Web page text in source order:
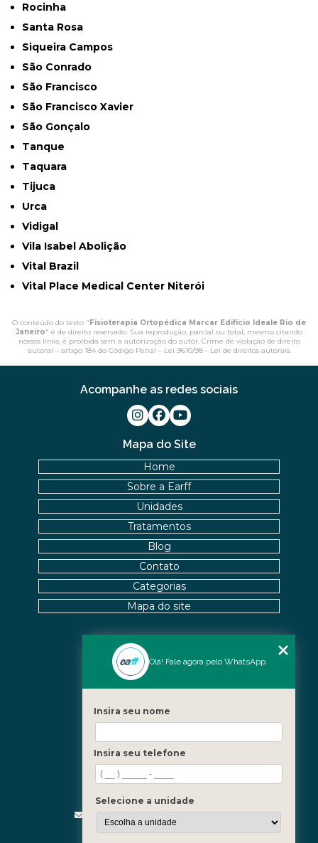
Rocinha
Santa Rosa
Siqueira Campos
São Conrado
São Francisco
São Francisco Xavier
São Gonçalo
Tanque
Taquara
Tijuca
Urca
Vidigal
Vila Isabel Abolição
Vital Brazil
Vital Place Medical Center Niterói
O conteúdo do texto " Fisioterapia Ortopédica Marcar Edifício Ideale Rio de
Janeiro" é de direito reservado. Sua reprodução, parcial ou total, mesmo citando
nossos links, é proibida sem a autorização do autor. Crime de violação de direito
autoral – artigo 184 do Código Penal – Lei 9610/98 - Lei de direitos autorais.
Fale Conosco
(21) 3619-5657
(21) 99390-3850
contato@fisioterapiainvestigativa.com
Segunda a sexta, das 7h às 21h
Nossas Unidades
Barra - Rio de Janeiro
Mapa do Site
Home
Sobre a Earff
Unidades
Tratamentos
Blog
Contato
Categorias
Mapa do site
Acompanhe as redes sociais
Olá! Fale agora pelo WhatsApp
Insira seu nome
Insira seu telefone
Selecione a unidade